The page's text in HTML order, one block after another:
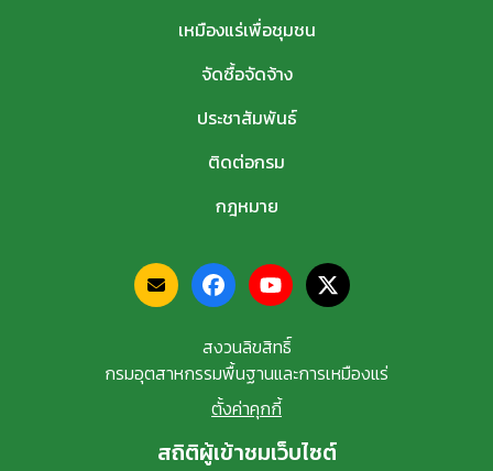
เหมืองแร่เพื่อชุมชน
จัดซื้อจัดจ้าง
ประชาสัมพันธ์
ติดต่อกรม
กฎหมาย
สงวนลิขสิทธิ์
กรมอุตสาหกรรมพื้นฐานและการเหมืองแร่
ตั้งค่าคุกกี้
สถิติผู้เข้าชมเว็บไซต์